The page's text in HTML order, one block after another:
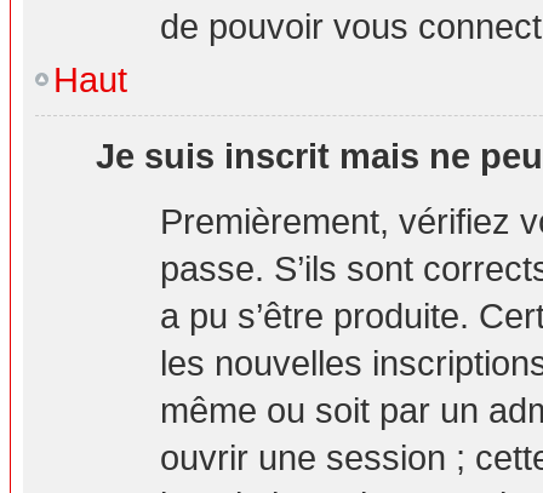
de pouvoir vous
Haut
Je suis inscrit mais ne
Premièrement, vérifiez
passe. S’ils sont
a pu s’être produite.
les nouvelles
même ou soit par un
ouvrir une session ;